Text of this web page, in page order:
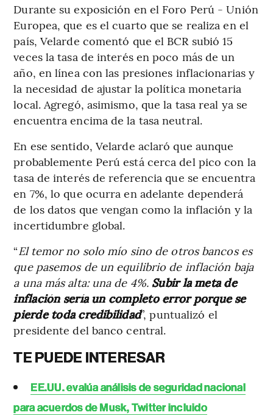
Durante su exposición en el Foro Perú - Unión
Europea, que es el cuarto que se realiza en el
país, Velarde comentó que el BCR subió 15
veces la tasa de interés en poco más de un
año, en línea con las presiones inflacionarias y
la necesidad de ajustar la política monetaria
local. Agregó, asimismo, que la tasa real ya se
encuentra encima de la tasa neutral.
En ese sentido, Velarde aclaró que aunque
probablemente Perú está cerca del pico con la
tasa de interés de referencia que se encuentra
en 7%, lo que ocurra en adelante dependerá
de los datos que vengan como la inflación y la
incertidumbre global.
“El temor no solo mío sino de otros bancos es
que pasemos de un equilibrio de inflación baja
a una más alta: una de 4%. Subir la meta de
inflación sería un completo error porque se
pierde toda credibilidad”, puntualizó el
presidente del banco central.
TE PUEDE INTERESAR
EE.UU. evalúa análisis de seguridad nacional
para acuerdos de Musk, Twitter incluido